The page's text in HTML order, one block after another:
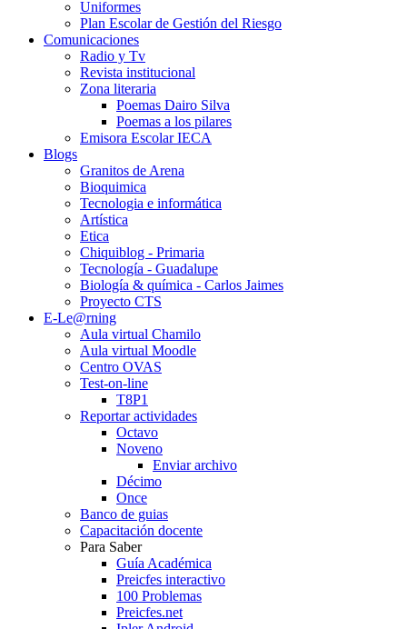
Uniformes
Plan Escolar de Gestión del Riesgo
Comunicaciones
Radio y Tv
Revista institucional
Zona literaria
Poemas Dairo Silva
Poemas a los pilares
Emisora Escolar IECA
Blogs
Granitos de Arena
Bioquimica
Tecnologia e informática
Artística
Etica
Chiquiblog - Primaria
Tecnología - Guadalupe
Biología & química - Carlos Jaimes
Proyecto CTS
E-Le@rning
Aula virtual Chamilo
Aula virtual Moodle
Centro OVAS
Test-on-line
T8P1
Reportar actividades
Octavo
Noveno
Enviar archivo
Décimo
Once
Banco de guias
Capacitación docente
Para Saber
Guía Académica
Preicfes interactivo
100 Problemas
Preicfes.net